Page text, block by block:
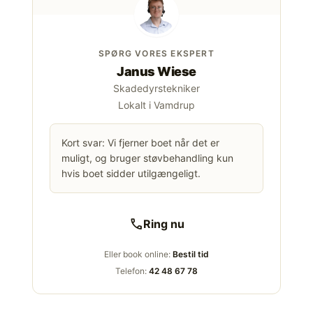
SPØRG VORES EKSPERT
Janus Wiese
Skadedyrstekniker
Lokalt i Vamdrup
Kort svar: Vi fjerner boet når det er
muligt, og bruger støvbehandling kun
hvis boet sidder utilgængeligt.
callRing nu
Eller book online: Bestil tid
Telefon: 42 48 67 78